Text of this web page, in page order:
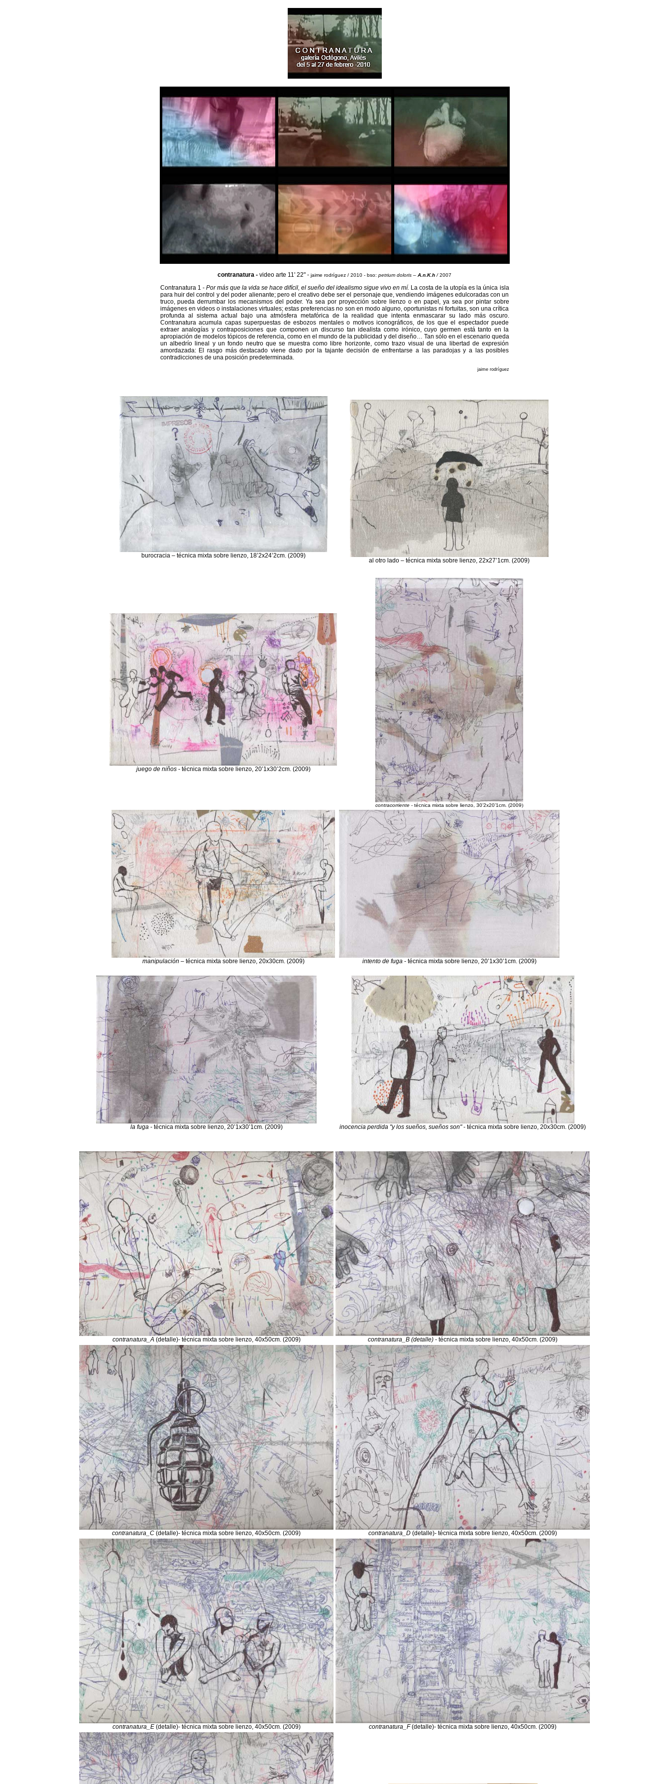
contranatura - video arte 11' 22" - jaime rodríguez / 2010 - bso: petrium doloris – A.n.K.h /2007
Contranatura 1 - Por más que la vida se hace difícil, el sueño del idealismo sigue vivo en mí. La costa de la utopía es la única isla
para huir del control y del poder alienante; pero el creativo debe ser el personaje que, vendiendo imágenes edulcoradas con un
truco, pueda derrumbar los mecanismos del poder. Ya sea por proyección sobre lienzo o en papel, ya sea por pintar sobre
imágenes en videos o instalaciones virtuales; estas preferencias no son en modo alguno, oportunistas ni fortuitas, son una crítica
profunda al sistema actual bajo una atmósfera metafórica de la realidad que intenta enmascarar su lado más oscuro.
Contranatura acumula capas superpuestas de esbozos mentales o motivos iconográficos, de los que el espectador puede
extraer analogías y contraposiciones que componen un discurso tan idealista como irónico, cuyo germen está tanto en la
apropiación de modelos tópicos de referencia, como en el mundo de la publicidad y del diseño… Tan sólo en el escenario queda
un albedrío lineal y un fondo neutro que se muestra como libre horizonte, como trazo visual de una libertad de expresión
amordazada: El rasgo más destacado viene dado por la tajante decisión de enfrentarse a las paradojas y a las posibles
contradicciones de una posición predeterminada.
jaime rodríguez
burocracia – técnica mixta sobre lienzo, 18’2x24’2cm. (2009)
al otro lado – técnica mixta sobre lienzo, 22x27’1cm. (2009)
juego de niños- técnica mixta sobre lienzo, 20’1x30’2cm. (2009)
contracorriente - técnica mixta sobre lienzo, 30’2x20’1cm. (2009)
manipulación – técnica mixta sobre lienzo, 20x30cm. (2009) intento de fuga- técnica mixta sobre lienzo, 20’1x30’1cm. (2009)
la fuga- técnica mixta sobre lienzo, 20’1x30’1cm. (2009) inocencia perdida "y los sueños, sueños son"- técnica mixta sobre lienzo, 20x30cm. (2009)
contranatura_A(detalle)- técnica mixta sobre lienzo, 40x50cm. (2009) contranatura_B (detalle) - técnica mixta sobre lienzo, 40x50cm. (2009)
contranatura_C (detalle)- técnica mixta sobre lienzo, 40x50cm. (2009) contranatura_D (detalle)- técnica mixta sobre lienzo, 40x50cm. (2009)
contranatura_E(detalle)- técnica mixta sobre lienzo, 40x50cm. (2009) contranatura_F(detalle)- técnica mixta sobre lienzo, 40x50cm. (2009)